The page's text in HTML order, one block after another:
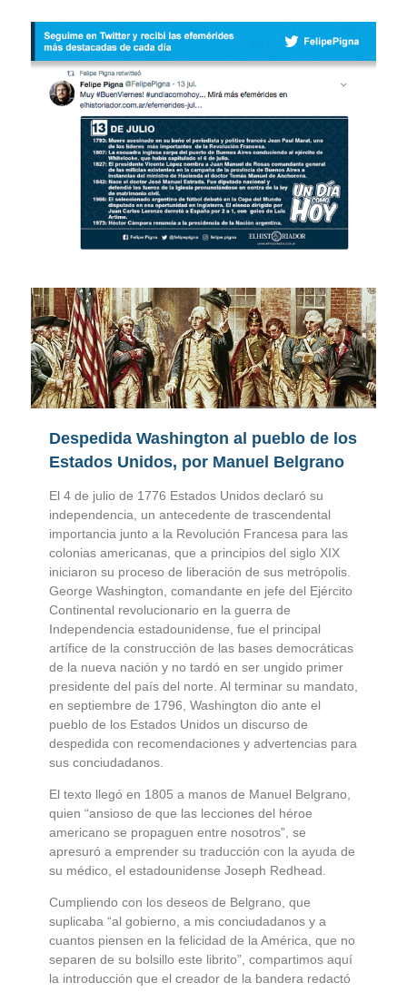
Despedida Washington al pueblo de los
Estados Unidos, por Manuel Belgrano
El 4 de julio de 1776 Estados Unidos declaró su
independencia, un antecedente de trascendental
importancia junto a la Revolución Francesa para las
colonias americanas, que a principios del siglo XIX
iniciaron su proceso de liberación de sus metrópolis.
George Washington, comandante en jefe del Ejército
Continental revolucionario en la guerra de
Independencia estadounidense, fue el principal
artífice de la construcción de las bases democráticas
de la nueva nación y no tardó en ser ungido primer
presidente del país del norte. Al terminar su mandato,
en septiembre de 1796, Washington dio ante el
pueblo de los Estados Unidos un discurso de
despedida con recomendaciones y advertencias para
sus conciudadanos.
El texto llegó en 1805 a manos de Manuel Belgrano,
quien “ansioso de que las lecciones del héroe
americano se propaguen entre nosotros”, se
apresuró a emprender su traducción con la ayuda de
su médico, el estadounidense Joseph Redhead.
Cumpliendo con los deseos de Belgrano, que
suplicaba “al gobierno, a mis conciudadanos y a
cuantos piensen en la felicidad de la América, que no
separen de su bolsillo este librito”, compartimos aquí
la introducción que el creador de la bandera redactó